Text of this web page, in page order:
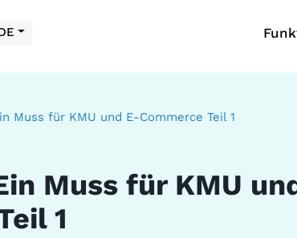
Muss für KMU und E-Commerce Teil 1
Muss für KMU
1